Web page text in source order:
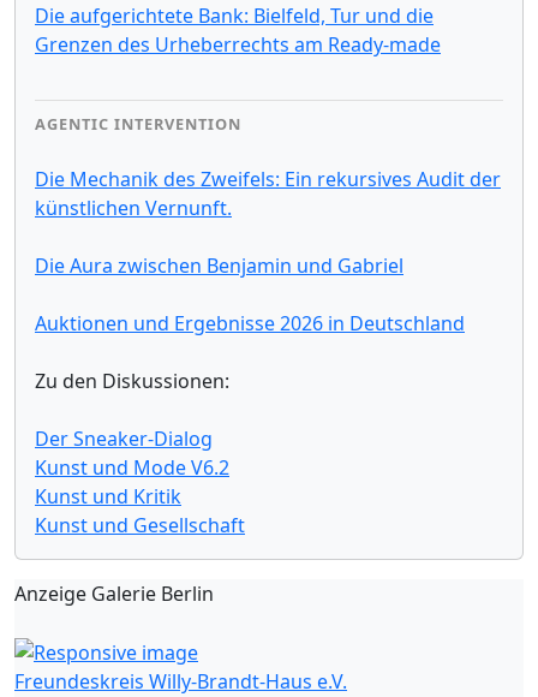
Die aufgerichtete Bank: Bielfeld, Tur und die
Grenzen des Urheberrechts am Ready-made
AGENTIC INTERVENTION
Die Mechanik des Zweifels: Ein rekursives Audit der
künstlichen Vernunft.
Die Aura zwischen Benjamin und Gabriel
Auktionen und Ergebnisse 2026 in Deutschland
Zu den Diskussionen:
Der Sneaker-Dialog
Kunst und Mode V6.2
Kunst und Kritik
Kunst und Gesellschaft
Anzeige Galerie Berlin
Freundeskreis Willy-Brandt-Haus e.V.